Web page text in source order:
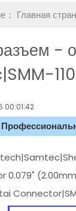
Главная
-
00:01:42
0.079"